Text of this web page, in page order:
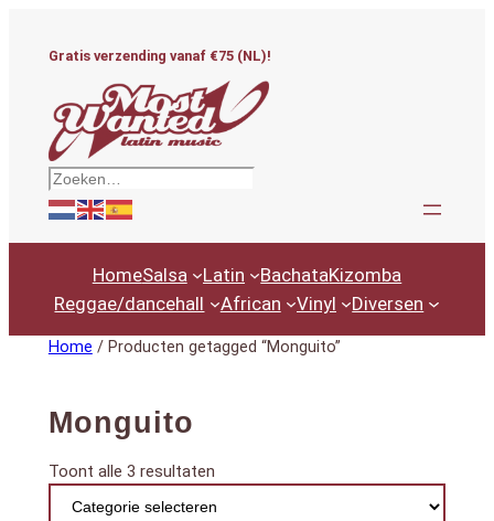
Gratis verzending vanaf €75 (NL)!
Zoeken
HomeSalsa Latin BachataKizomba
Reggae/dancehall
African Vinyl Diversen
Home / Producten getagged “Monguito”
Monguito
Toont alle 3 resultatenGesorteerd